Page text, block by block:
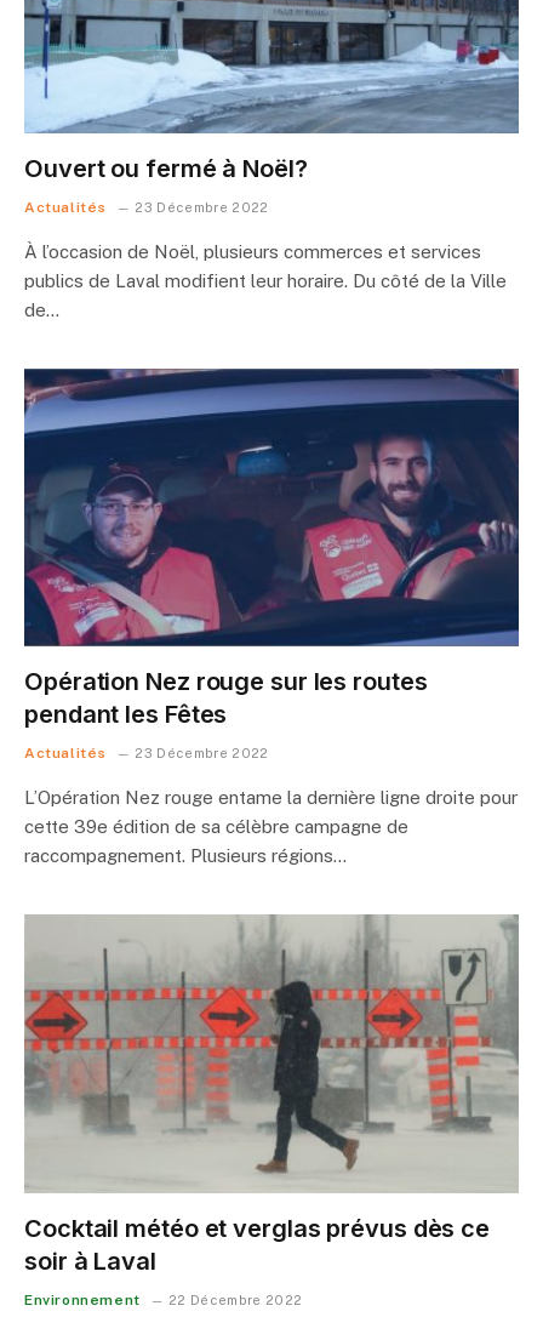
Ouvert ou fermé à Noël?
Actualités 23 Décembre 2022
À l’occasion de Noël, plusieurs commerces et services
publics de Laval modifient leur horaire. Du côté de la Ville
de…
Opération Nez rouge sur les routes
pendant les Fêtes
Actualités 23 Décembre 2022
L’Opération Nez rouge entame la dernière ligne droite pour
cette 39e édition de sa célèbre campagne de
raccompagnement. Plusieurs régions…
Cocktail météo et verglas prévus dès ce
soir à Laval
Environnement 22 Décembre 2022